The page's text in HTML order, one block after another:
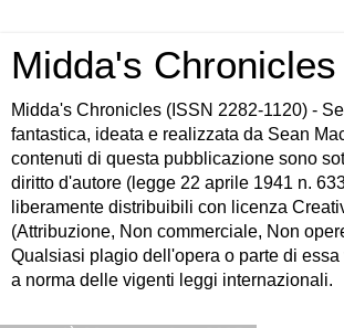
Midda's Chronicles
Midda's Chronicles (ISSN 2282-1120) -
fantastica, ideata e realizzata da Sean
contenuti di questa pubblicazione sono
diritto d'autore (legge 22 aprile 1941 n.
liberamente distribuibili con licenza
(Attribuzione, Non commerciale, Non
Qualsiasi plagio dell'opera o parte di
a norma delle vigenti leggi internazionali.